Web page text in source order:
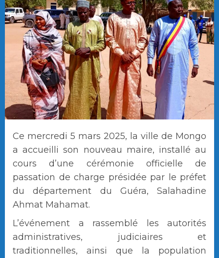
Ce mercredi 5 mars 2025, la ville de Mongo
a accueilli son nouveau maire, installé au
cours d’une cérémonie officielle de
passation de charge présidée par le préfet
du département du Guéra, Salahadine
Ahmat Mahamat.
L’événement a rassemblé les autorités
administratives, judiciaires et
traditionnelles, ainsi que la population